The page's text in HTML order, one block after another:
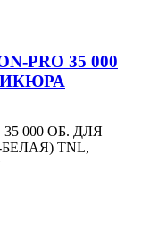
PRO 35 000
000 ОБ. ДЛЯ
TNL,